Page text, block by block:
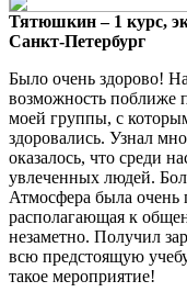
Тятюшкин – 1 курс,
Санкт-Петербург
Было очень здорово!
возможность поближе
моей группы, с
здоровались. Узнал
оказалось, что среди
увлеченных людей.
Атмосфера была очень
располагающая к
незаметно. Получил
всю предстоящую
такое мероприятие!